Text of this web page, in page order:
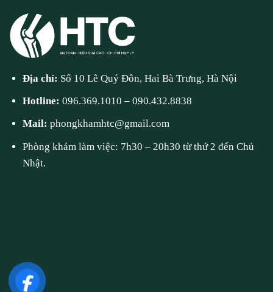
Địa chỉ: Số 10 Lê Quý Đôn, Hai Bà Trưng, Hà Nội
Hotline:096.369.1010 –090.432.8838
Mail:phongkhamhtc@gmail.com
Phòng khám làm việc: 7h30 – 20h30 từ thứ 2 đến Chủ
Nhật.